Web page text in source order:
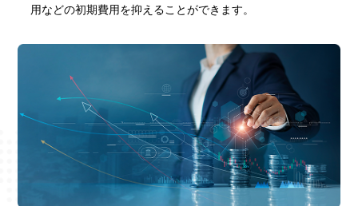
用などの初期費用を抑えることができます。